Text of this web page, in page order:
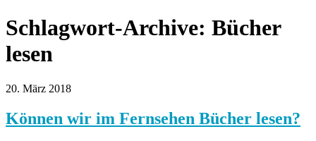
Schlagwort-Archive: Bücher
lesen
20. März 2018
Können wir im Fernsehen Bücher lesen?